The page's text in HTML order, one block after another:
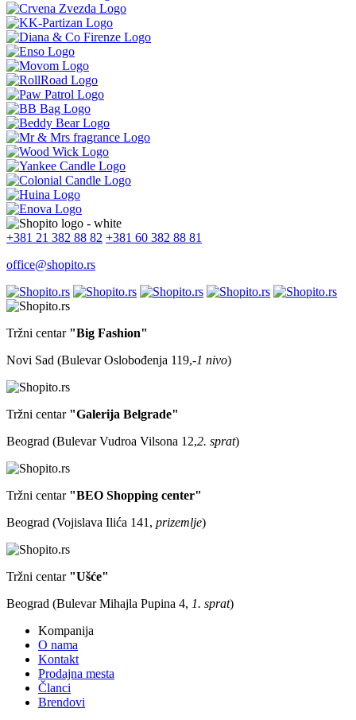
+381 21 382 88 82 +381 60 382 88 81
office@shopito.rs
Tržni centar "Big Fashion"
Novi Sad (Bulevar Oslobođenja 119,-1 nivo)
Tržni centar "Galerija Belgrade"
Beograd (Bulevar Vudroa Vilsona 12,2. sprat)
Tržni centar "BEO Shopping center"
Beograd (Vojislava Ilića 141, prizemlje)
Tržni centar "Ušće"
Beograd (Bulevar Mihajla Pupina 4, 1. sprat)
Kompanija
O nama
Kontakt
Prodajna mesta
Članci
Brendovi